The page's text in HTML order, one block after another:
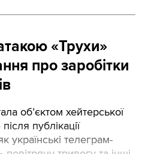
«Трухи»
про заробітки
об’єктом хейтерської
публікації
українські телеграм-